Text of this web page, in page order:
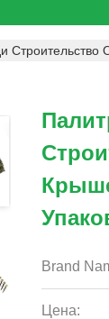
Brand
Цена: